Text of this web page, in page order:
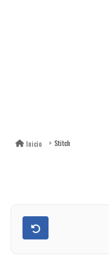
Inicio Stitch